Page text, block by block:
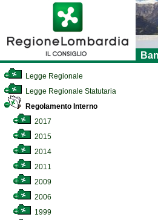
Legge Regionale
Legge Regionale Statutaria
Regolamento Interno
2017
2015
2014
2011
2009
2006
1999